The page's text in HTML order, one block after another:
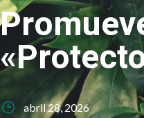
abril 28, 2026